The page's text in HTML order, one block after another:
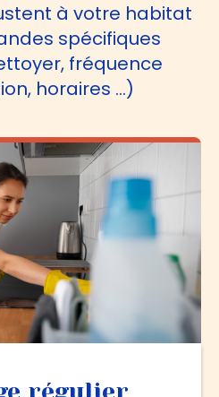
à votre habitat
spécifiques
fréquence
horaires …)
régulier